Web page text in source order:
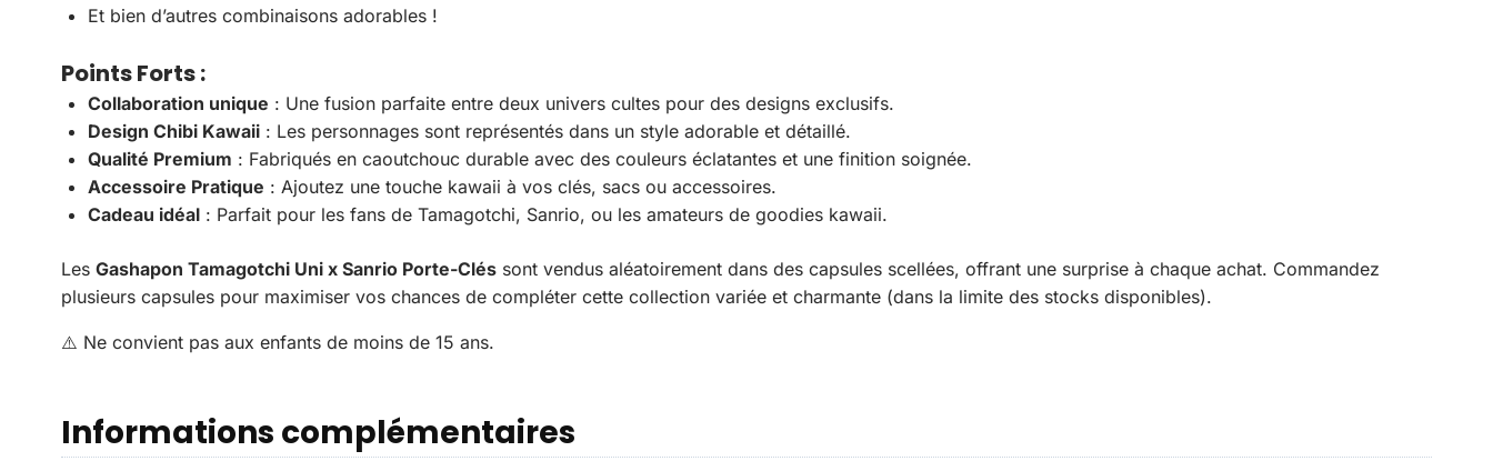
Et bien d’autres combinaisons adorables !
Points Forts:
Collaboration unique : Une fusion parfaite entre deux univers cultes pour des designs exclusifs.
Design Chibi Kawaii : Les personnages sont représentés dans un style adorable et détaillé.
Qualité Premium : Fabriqués en caoutchouc durable avec des couleurs éclatantes et une finition soignée.
Accessoire Pratique : Ajoutez une touche kawaii à vos clés, sacs ou accessoires.
Cadeau idéal : Parfait pour les fans de Tamagotchi, Sanrio, ou les amateurs de goodies kawaii.
Les Gashapon Tamagotchi Uni x Sanrio Porte-Clés sont vendus aléatoirement dans des capsules scellées, offrant une surprise à chaque achat. Commandez
plusieurs capsules pour maximiser vos chances de compléter cette collection variée et charmante (dans la limite des stocks disponibles).
⚠️ Ne convient pas aux enfants de moins de 15 ans.
Informations complémentaires